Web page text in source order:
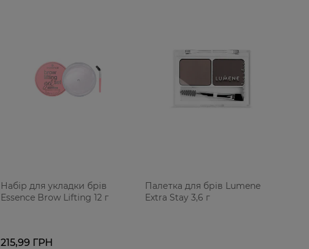
Набір для укладки брів
Essence Brow Lifting 12 г
215,99 ГРН
Палетка для брів Lumene
Extra Stay 3,6 г